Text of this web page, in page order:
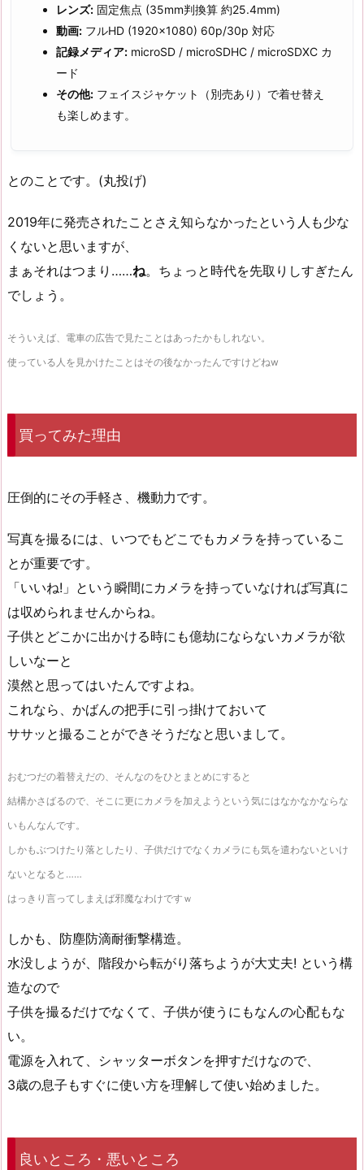
レンズ: 固定焦点 (35mm判換算 約25.4mm)
動画: フルHD (1920×1080) 60p/30p 対応
記録メディア: microSD / microSDHC / microSDXC カ
ード
その他: フェイスジャケット（別売あり）で着せ替え
も楽しめます。
とのことです。(丸投げ)
2019年に発売されたことさえ知らなかったという人も少な
くないと思いますが、
まぁそれはつまり……ね。ちょっと時代を先取りしすぎたん
でしょう。
そういえば、電車の広告で見たことはあったかもしれない。
使っている人を見かけたことはその後なかったんですけどねw
買ってみた理由
圧倒的にその手軽さ、機動力です。
写真を撮るには、いつでもどこでもカメラを持っているこ
とが重要です。
「いいね!」という瞬間にカメラを持っていなければ写真に
は収められませんからね。
子供とどこかに出かける時にも億劫にならないカメラが欲
しいなーと
漠然と思ってはいたんですよね。
これなら、かばんの把手に引っ掛けておいて
ササッと撮ることができそうだなと思いまして。
おむつだの着替えだの、そんなのをひとまとめにすると
結構かさばるので、そこに更にカメラを加えようという気にはなかなかならな
いもんなんです。
しかもぶつけたり落としたり、子供だけでなくカメラにも気を遣わないといけ
ないとなると……
はっきり言ってしまえば邪魔なわけですｗ
しかも、防塵防滴耐衝撃構造。
水没しようが、階段から転がり落ちようが大丈夫! という構
造なので
子供を撮るだけでなくて、子供が使うにもなんの心配もな
い。
電源を入れて、シャッターボタンを押すだけなので、
3歳の息子もすぐに使い方を理解して使い始めました。
良いところ・悪いところ